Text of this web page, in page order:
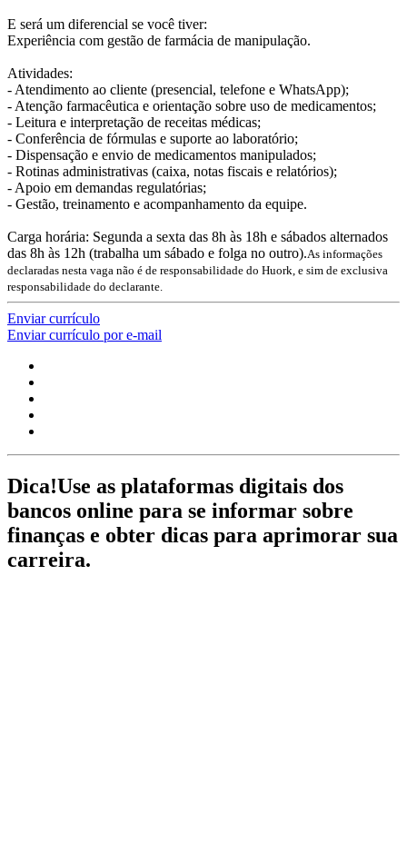
E será um diferencial se você tiver:
Experiência com gestão de farmácia de manipulação.
Atividades:
- Atendimento ao cliente (presencial, telefone e WhatsApp);
- Atenção farmacêutica e orientação sobre uso de medicamentos;
- Leitura e interpretação de receitas médicas;
- Conferência de fórmulas e suporte ao laboratório;
- Dispensação e envio de medicamentos manipulados;
- Rotinas administrativas (caixa, notas fiscais e relatórios);
- Apoio em demandas regulatórias;
- Gestão, treinamento e acompanhamento da equipe.
Carga horária: Segunda a sexta das 8h às 18h e sábados alternados
das 8h às 12h (trabalha um sábado e folga no outro).As informações
declaradas nesta vaga não é de responsabilidade do Huork, e sim de exclusiva
responsabilidade do declarante.
Enviar currículo
Enviar currículo por e-mail
Dica!Use as plataformas digitais dos
bancos online para se informar sobre
finanças e obter dicas para aprimorar sua
carreira.